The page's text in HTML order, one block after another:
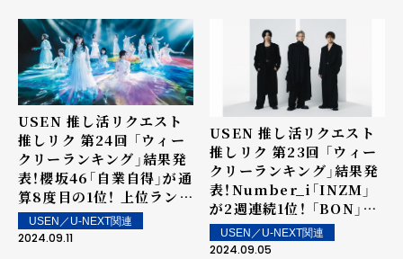
20位内に4曲！上位ランク
イン楽曲は街中・店内で配
信！
USEN 推し活リクエスト
推しリク 第24回 「ウィー
クリーランキング」結果発
表！櫻坂46「自業自得」が通
算8度目の1位！ 上位ランク
イン楽曲は街中・店内で配
信！
USEN／U-NEXT関連
2024.09.11
USEN 推し活リクエスト
推しリク 第23回 「ウィー
クリーランキング」結果発
表！Number_i「INZM」
が2週連続1位！ 「BON」が
5位！上位ランクイン楽曲
は街中・店内で配信！
USEN／U-NEXT関連
2024.09.05